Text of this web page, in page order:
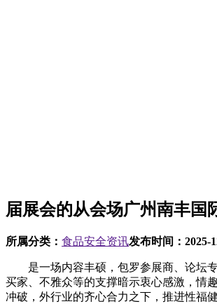
届展会的从会场广州南丰国
所属分类： 食品安全资讯发布时间： 2025-
是一场内容丰硕，包罗参展商、论坛专
买家、不雅众等的支撑暗示衷心感激，情
冲破，外行业的齐心合力之下，推进性福